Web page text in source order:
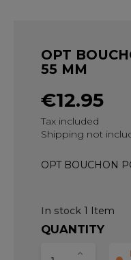
OPT
55 MM
€12.95
Tax included
Shipping not
OPT BOUCHON
In stock 1 Item
QUANTITY